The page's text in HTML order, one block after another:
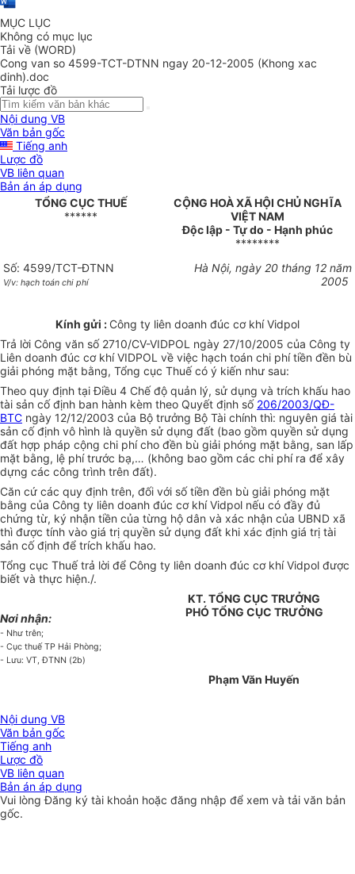
MỤC LỤC
Không có mục lục
Tải về (WORD)
Cong van so 4599-TCT-DTNN ngay 20-12-2005 (Khong xac
dinh).doc
Tải lược đồ
Nội dung VB
Văn bản gốc
Tiếng anh
Lược đồ
VB liên quan
Bản án áp dụng
TỔNG CỤC THUẾ
******
CỘNG HOÀ XÃ HỘI CHỦ NGHĨA
VIỆT NAM
Độc lập - Tự do - Hạnh phúc
********
Số: 4599/TCT-ĐTNN
V/v: hạch toán chi phí
Hà Nội, ngày 20 tháng 12 năm
2005
Kính gửi : Công ty liên doanh đúc cơ khí Vidpol
Trả lời Công văn số 2710/CV-VIDPOL ngày 27/10/2005 của Công ty
Liên doanh đúc cơ khí VIDPOL về việc hạch toán chi phí tiền đền bù
giải phóng mặt bằng, Tổng cục Thuế có ý kiến như sau:
Theo quy định tại Điều 4 Chế độ quản lý, sử dụng và trích khấu hao
tài sản cố định ban hành kèm theo Quyết định số 206/2003/QĐ-
BTC ngày 12/12/2003 của Bộ trưởng Bộ Tài chính thì: nguyên giá tài
sản cố định vô hình là quyền sử dụng đất (bao gồm quyền sử dụng
đất hợp pháp cộng chi phí cho đền bù giải phóng mặt bằng, san lấp
mặt bằng, lệ phí trước bạ,… (không bao gồm các chi phí ra để xây
dựng các công trình trên đất).
Căn cứ các quy định trên, đối với số tiền đền bù giải phóng mặt
bằng của Công ty liên doanh đúc cơ khí Vidpol nếu có đầy đủ
chứng từ, ký nhận tiền của từng hộ dân và xác nhận của UBND xã
thì được tính vào giá trị quyền sử dụng đất khi xác định giá trị tài
sản cố định để trích khấu hao.
Tổng cục Thuế trả lời để Công ty liên doanh đúc cơ khí Vidpol được
biết và thực hiện./.
Nơi nhận:
- Như trên;
- Cục thuế TP Hải Phòng;
- Lưu: VT, ĐTNN (2b)
KT. TỔNG CỤC TRƯỞNG
PHÓ TỔNG CỤC TRƯỞNG
Phạm Văn Huyến
Nội dung VB
Văn bản gốc
Tiếng anh
Lược đồ
VB liên quan
Bản án áp dụng
Vui lòngĐăng ký tài khoản hoặc đăng nhập để xem và tải văn bản
gốc.